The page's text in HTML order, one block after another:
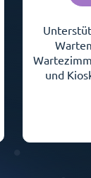
und